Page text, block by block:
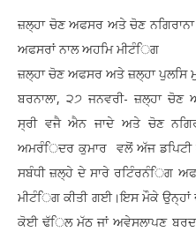
ਜ਼ਲ੍ਹਾ ਚੋਣ ਅਫਸਰ ਅਤੇ ਚੋਣ
ਅਫਸਰਾਂ ਨਾਲ ਅਹਮਿ ਮੀਟੰਿਗ
ਜ਼ਲ੍ਹਾ ਚੋਣ ਅਫਸਰ ਅਤੇ ਜ਼ਲ੍ਹਾ ਪੁਲਸਿ
ਬਰਨਾਲਾ, ੨੭ ਜਨਵਰੀ- ਜ਼ਲ੍ਹਾ ਚੋਣ
ਸ੍ਰੀ ਵਜੈ ਐਨ ਜਾਦੇ ਅਤੇ ਚੋਣ
ਅਮਰੰਿਦਰ ਕੁਮਾਰ ਵਲੋਂ ਅੱਜ ਡਪਿਟੀ
ਸਬੰਧੀ ਜ਼ਲ੍ਹੇ ਦੇ ਸਾਰੇ ਰਟਿੰਰਨੰਿਗ
ਮੀਟੰਿਗ ਕੀਤੀ ਗਈ।ਇਸ ਮੌਕੇ ਉਨ੍ਹਾਂ
ਕੋਈ ਢੱਿਲ ਮੱਠ ਜਾਂ ਅਵੇਸਲਾਪਣ